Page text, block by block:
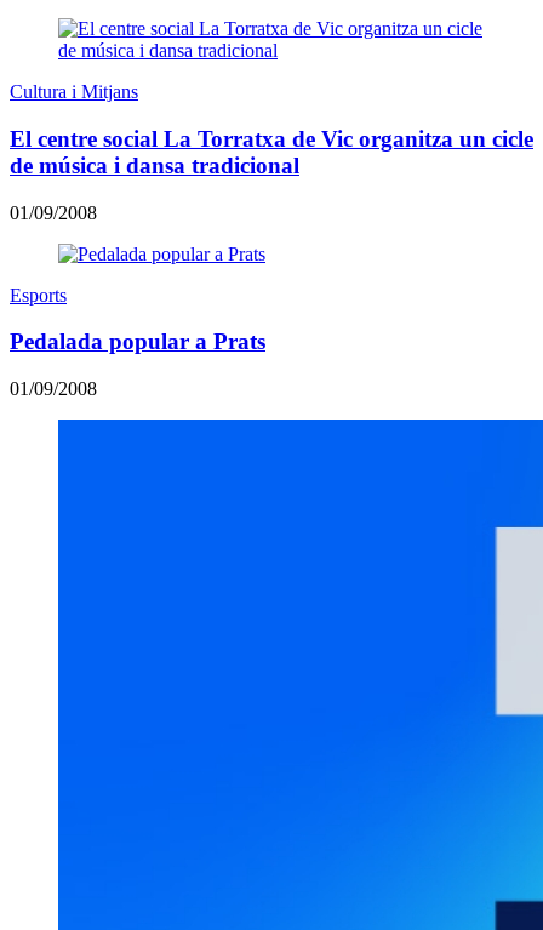
Cultura i Mitjans
El centre social La Torratxa de Vic organitza un cicle
de música i dansa tradicional
01/09/2008
Esports
Pedalada popular a Prats
01/09/2008